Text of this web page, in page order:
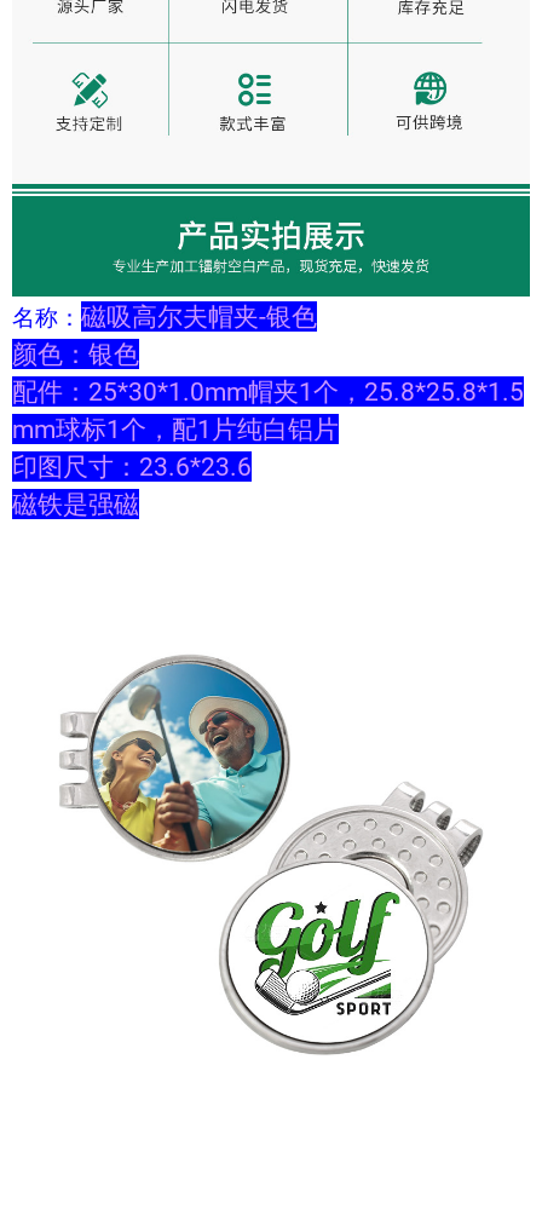
名称： 磁吸高尔夫帽夹-银色
颜色：银色
配件：25*30*1.0mm帽夹1个，25.8*25.8*1.5
mm球标1个，配1片纯白铝片
印图尺寸：23.6*23.6
磁铁是强磁